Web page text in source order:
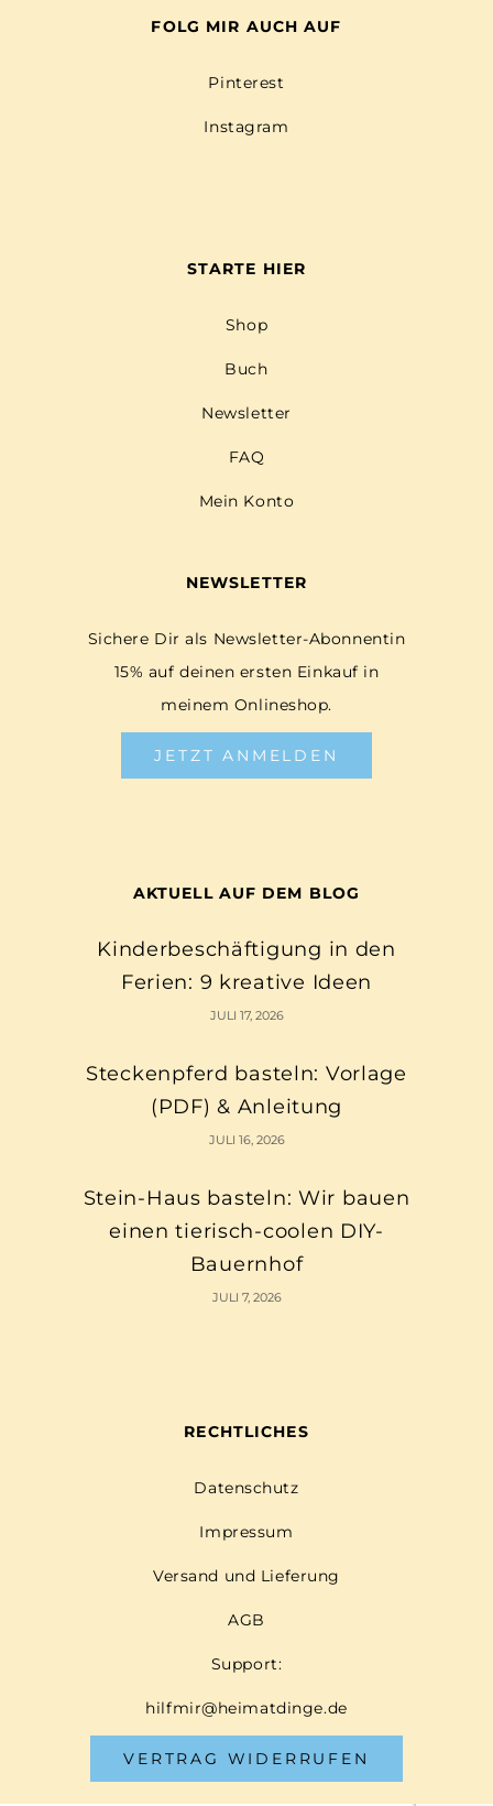
FOLG MIR AUCH AUF
Pinterest
Instagram
STARTE HIER
Shop
Buch
Newsletter
FAQ
Mein Konto
NEWSLETTER
Sichere Dir als Newsletter-Abonnentin
15% auf deinen ersten Einkauf in
meinem Onlineshop.
JETZT ANMELDEN
AKTUELL AUF DEM BLOG
Kinderbeschäftigung in den
Ferien: 9 kreative Ideen
JULI 17, 2026
Steckenpferd basteln: Vorlage
(PDF) & Anleitung
JULI 16, 2026
Stein-Haus basteln: Wir bauen
einen tierisch-coolen DIY-
Bauernhof
JULI 7, 2026
RECHTLICHES
Datenschutz
Impressum
Versand und Lieferung
AGB
Support:
hilfmir@heimatdinge.de
VERTRAG WIDERRUFEN